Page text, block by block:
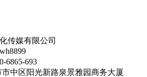
传媒有限公司
6865-693
中区阳光新路泉景雅园商务大厦